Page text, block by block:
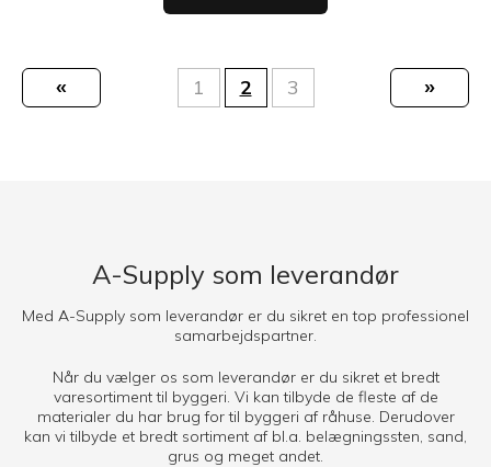
« 1 2 3 »
A-Supply som leverandør
Med A-Supply som leverandør er du sikret en top professionel
samarbejdspartner.
Når du vælger os som leverandør er du sikret et bredt
varesortiment til byggeri. Vi kan tilbyde de fleste af de
materialer du har brug for til byggeri af råhuse. Derudover
kan vi tilbyde et bredt sortiment af bl.a. belægningssten, sand,
grus og meget andet.